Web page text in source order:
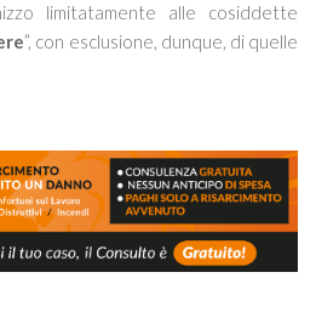
limitatamente alle cosiddette
”, con esclusione, dunque, di quelle